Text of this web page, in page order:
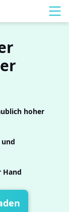
hoher
Hand